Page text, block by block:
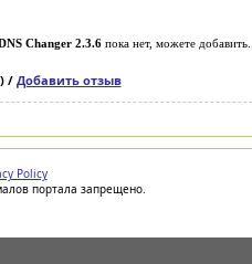
Changer 2.3.6пока нет, можете добавить...
/ Добавить отзыв
Policy
портала запрещено.